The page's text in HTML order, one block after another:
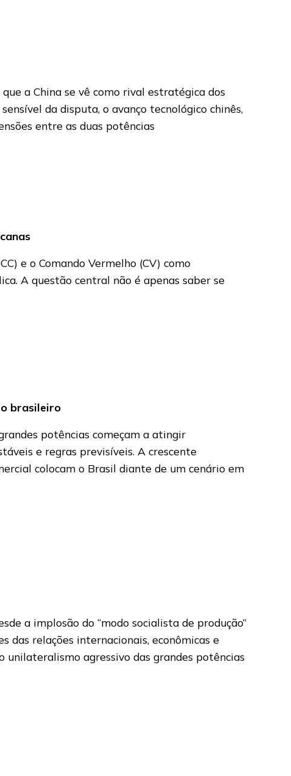
a China se vê como rival estratégica dos
da disputa, o avanço tecnológico chinês,
entre as duas potências
e o Comando Vermelho (CV) como
A questão central não é apenas saber se
brasileiro
potências começam a atingir
e regras previsíveis. A crescente
colocam o Brasil diante de um cenário em
a implosão do “modo socialista de produção”
das relações internacionais, econômicas e
agressivo das grandes potências